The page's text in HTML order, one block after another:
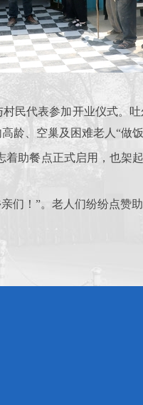
民代表参加开业仪式。
龄、空巢及困难老人“做
助餐点正式启用，也架
！”。老人们纷纷点赞